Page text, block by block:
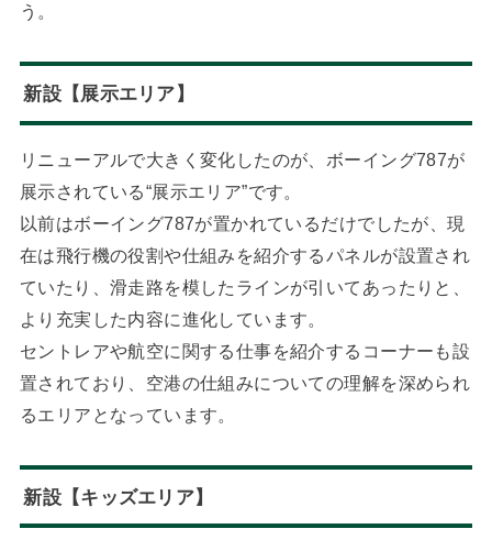
う。
新設【展示エリア】
リニューアルで大きく変化したのが、ボーイング787が
展示されている“展示エリア”です。
以前はボーイング787が置かれているだけでしたが、現
在は飛行機の役割や仕組みを紹介するパネルが設置され
ていたり、滑走路を模したラインが引いてあったりと、
より充実した内容に進化しています。
セントレアや航空に関する仕事を紹介するコーナーも設
置されており、空港の仕組みについての理解を深められ
るエリアとなっています。
新設【キッズエリア】